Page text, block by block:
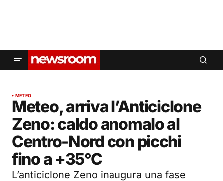
METEO
Meteo, arriva l’Anticiclone
Zeno: caldo anomalo al
Centro-Nord con picchi
fino a +35°C
L’anticiclone Zeno inaugura una fase